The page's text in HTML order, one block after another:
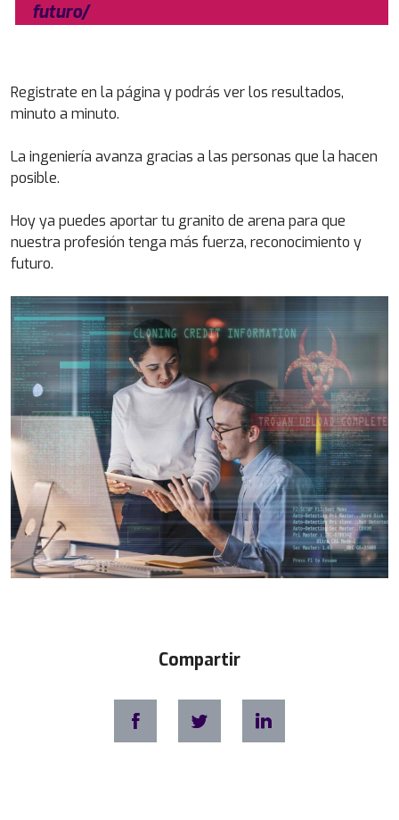
futuro/
Registrate en la página y podrás ver los resultados,
minuto a minuto.
La ingeniería avanza gracias a las personas que la hacen
posible.
Hoy ya puedes aportar tu granito de arena para que
nuestra profesión tenga más fuerza, reconocimiento y
futuro.
Compartir